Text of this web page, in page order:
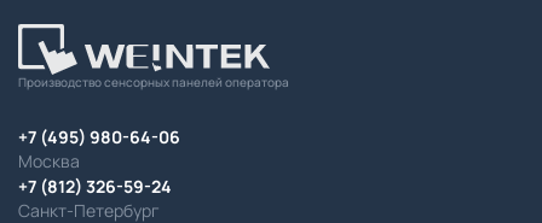
Производство сенсорных панелей оператора
Москва
+7 (495) 980-64-06
Санкт-Петербург
+7 (812) 326-59-24